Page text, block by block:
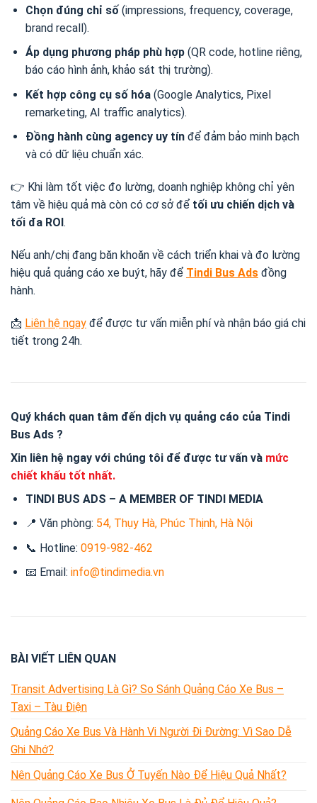
Chọn đúng chỉ số(impressions, frequency, coverage,
brand recall).
Áp dụng phương pháp phù hợp(QR code, hotline riêng,
báo cáo hình ảnh, khảo sát thị trường).
Kết hợp công cụ số hóa(Google Analytics, Pixel
remarketing, AI traffic analytics).
Đồng hành cùng agency uy tínđể đảm bảo minh bạch
và có dữ liệu chuẩn xác.
👉 Khi làm tốt việc đo lường, doanh nghiệp không chỉ yên
tâm về hiệu quả mà còn có cơ sở để tối ưu chiến dịch và
tối đa ROI.
Nếu anh/chị đang băn khoăn về cách triển khai và đo lường
hiệu quả quảng cáo xe buýt, hãy để Tindi Bus Ads đồng
hành.
📩 Liên hệ ngay để được tư vấn miễn phí và nhận báo giá chi
tiết trong 24h.
Quý khách quan tâm đến dịch vụ quảng cáo của Tindi
Bus Ads ?
Xin liên hệ ngay với chúng tôi để được tư vấn và mức
chiết khấu tốt nhất.
TINDI BUS ADS – A MEMBER OF TINDI MEDIA
📍 Văn phòng: 54, Thụy Hà, Phúc Thịnh, Hà Nội
📞 Hotline: 0919-982-462
📧 Email: info@tindimedia.vn
BÀI VIẾT LIÊN QUAN
Transit Advertising Là Gì? So Sánh Quảng Cáo Xe Bus –
Taxi – Tàu Điện
Quảng Cáo Xe Bus Và Hành Vi Người Đi Đường: Vì Sao Dễ
Ghi Nhớ?
Nên Quảng Cáo Xe Bus Ở Tuyến Nào Để Hiệu Quả Nhất?